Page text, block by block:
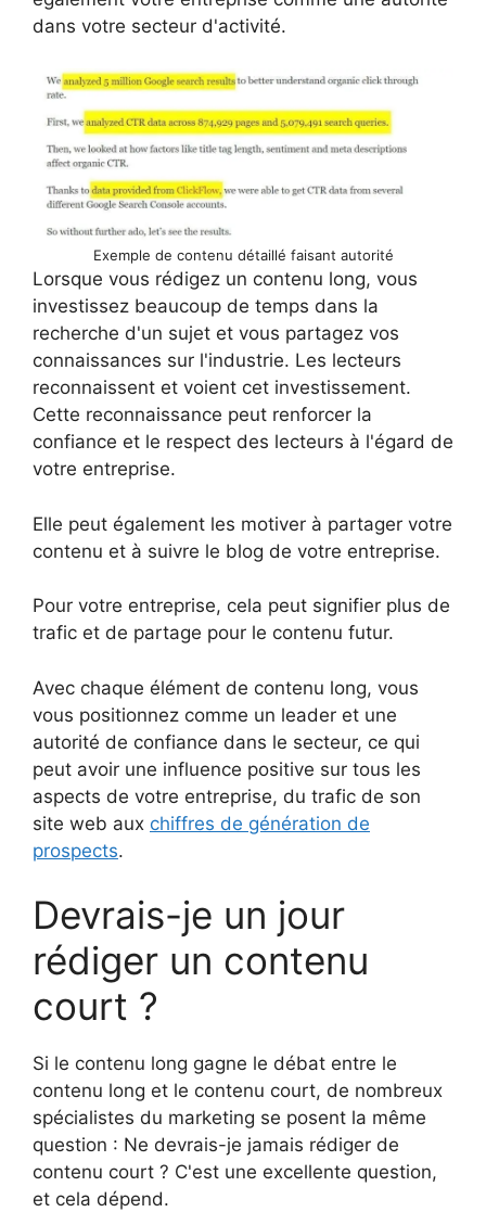
dans votre secteur d'activité.
Exemple de contenu détaillé faisant autorité
Lorsque vous rédigez un contenu long, vous
investissez beaucoup de temps dans la
recherche d'un sujet et vous partagez vos
connaissances sur l'industrie. Les lecteurs
reconnaissent et voient cet investissement.
Cette reconnaissance peut renforcer la
confiance et le respect des lecteurs à l'égard de
votre entreprise.
Elle peut également les motiver à partager votre
contenu et à suivre le blog de votre entreprise.
Pour votre entreprise, cela peut signifier plus de
trafic et de partage pour le contenu futur.
Avec chaque élément de contenu long, vous
vous positionnez comme un leader et une
autorité de confiance dans le secteur, ce qui
peut avoir une influence positive sur tous les
aspects de votre entreprise, du trafic de son
site web aux chiffres de génération de
prospects.
Devrais-je un jour
rédiger un contenu
court ?
Si le contenu long gagne le débat entre le
contenu long et le contenu court, de nombreux
spécialistes du marketing se posent la même
question : Ne devrais-je jamais rédiger de
contenu court ? C'est une excellente question,
et cela dépend.